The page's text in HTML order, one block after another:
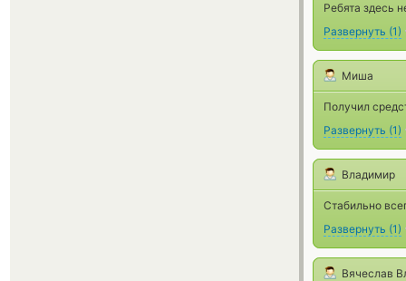
Ребята здесь
Развернуть (1)
Миша
Получил
Развернуть (1)
Владимир
Стабильно
Развернуть (1)
Вячеслав